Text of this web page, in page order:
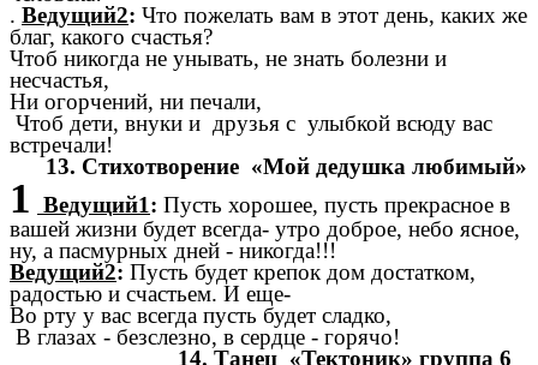
. Ведущий2: Что пожелать вам в этот день, каких же
благ, какого счастья?
Чтоб никогда не унывать, не знать болезни и
несчастья,
Ни огорчений, ни печали,
Чтоб дети, внуки и друзья с улыбкой всюду вас
встречали!
13. Стихотворение «Мой дедушка любимый»
1 Ведущий1: Пусть хорошее, пусть прекрасное в
вашей жизни будет всегда- утро доброе, небо ясное,
ну, а пасмурных дней - никогда!!!
Ведущий2: Пусть будет крепок дом достатком,
радостью и счастьем. И еще-
Во рту у вас всегда пусть будет сладко,
В глазах - безслезно, в сердце - горячо!
14. Танец «Тектоник» группа 6